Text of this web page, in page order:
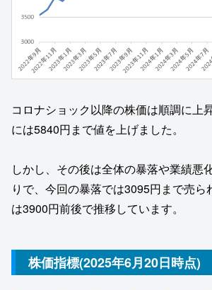
コロナショック以降の株価は順調に上
には5840円まで値を上げました。
しかし、その後は全体の暴落や業績悪
りで、今回の暴落では3095円まで売ら
は3900円前後で推移しています。
株価指標(2025年6月20日時点)